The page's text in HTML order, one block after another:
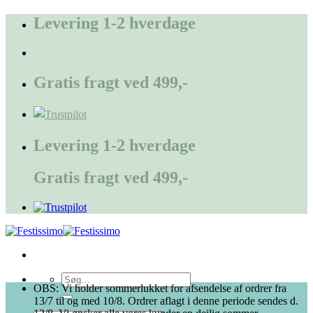
FortsætLevering 1-2 hverdage
Gratis fragt ved 499,-
Levering 1-2 hverdage
Gratis fragt ved 499,-
Søg
efter:
OBS: Vi holder sommerlukket for afsendelse af ordrer fra
13/7 til og med 10/8. Ordrer aflagt i denne periode sendes d.